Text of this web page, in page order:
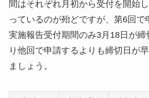
間はそれぞれ月初から受付を開始
っているのが殆どですが、第6回で
実施報告受付期間のみ3月18日が締
り他回で申請するよりも締切日が
ましょう。